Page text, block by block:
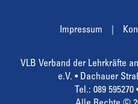
Impressum
VLB Verband der Lehrkräfte
e.V. • Dachauer
Tel.: 089 595270